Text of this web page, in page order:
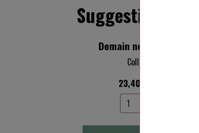
Suggestions
Demain nos libertés
Collectif
23,40€ TTC